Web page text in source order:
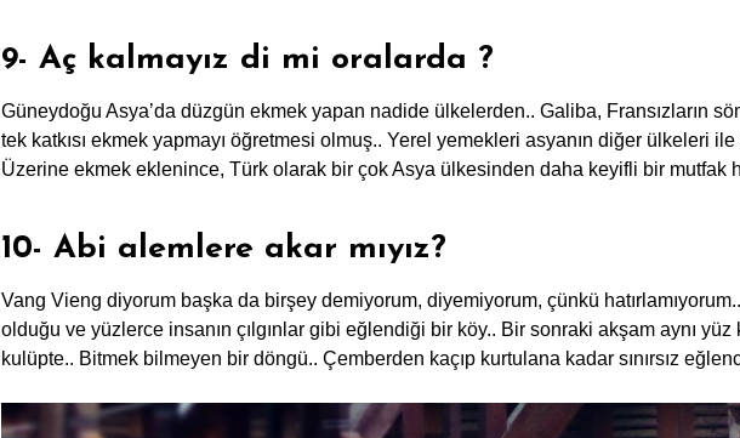
9- Aç kalmayız di mi oralarda ?
Güneydoğu Asya’da düzgün ekmek yapan nadide ülkelerden.. Galiba, Fransızların
tek katkısı ekmek yapmayı öğretmesi olmuş.. Yerel yemekleri asyanın diğer ülkeleri
Üzerine ekmek eklenince, Türk olarak bir çok Asya ülkesinden daha keyifli bir mutfak
10- Abi alemlere akar mıyız?
Vang Vieng diyorum başka da birşey demiyorum, diyemiyorum, çünkü
olduğu ve yüzlerce insanın çılgınlar gibi eğlendiği bir köy.. Bir sonraki akşam aynı
kulüpte.. Bitmek bilmeyen bir döngü.. Çemberden kaçıp kurtulana kadar sınırsız